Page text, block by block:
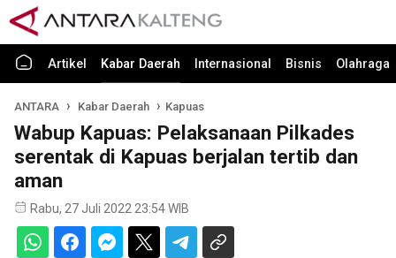
Artikel Kabar Daerah Internasional Bisnis Olahraga
ANTARA Kabar Daerah Kapuas
Wabup Kapuas: Pelaksanaan Pilkades
serentak di Kapuas berjalan tertib dan
aman
Rabu, 27 Juli 2022 23:54 WIB